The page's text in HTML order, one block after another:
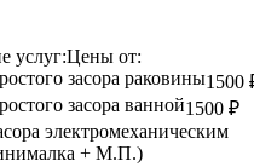
услуг:Цены от:
засора раковины1500
засора ванной1500 ₽
электромеханическим
+ М.П.)